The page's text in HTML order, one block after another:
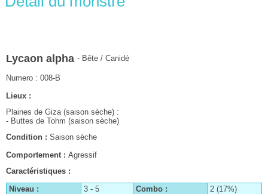
Final Fantasy XIII
Final Fantasy XIII-2
Lycaon alpha - Bête / Canidé
Numero : 008-B
Lieux :
Plaines de Giza (saison sèche) :
- Buttes de Tohm (saison sèche)
Condition : Saison sèche
Comportement : Agressif
Caractéristiques :
Niveau :
3 - 5 Combo :
2 (17%)